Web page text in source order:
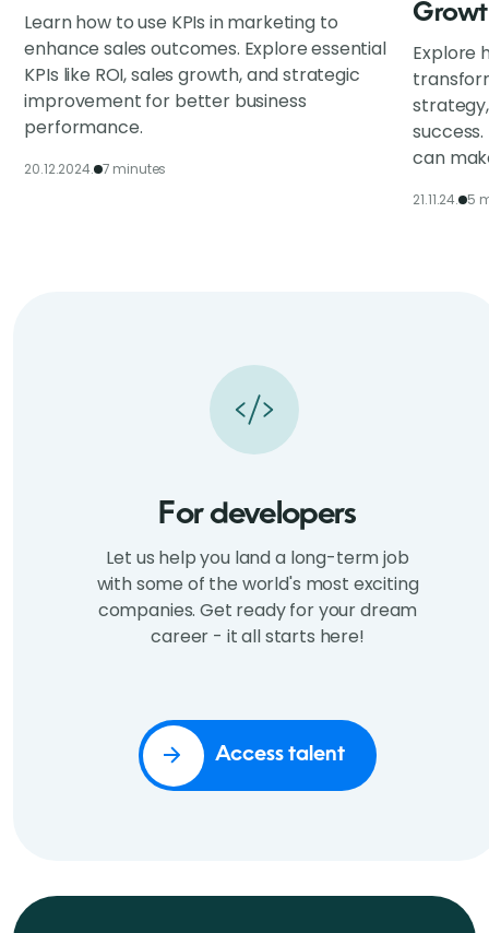
Learn how to use KPIs in marketing to
enhance sales outcomes. Explore essential
KPIs like ROI, sales growth, and strategic
improvement for better business
performance.
20.12.2024. 7 minutes
Explore
can
21.11.24. 5
For developers
Let us help you land a long-term job
with some of the world's most exciting
companies. Get ready for your dream
career - it all starts here!
Access talent